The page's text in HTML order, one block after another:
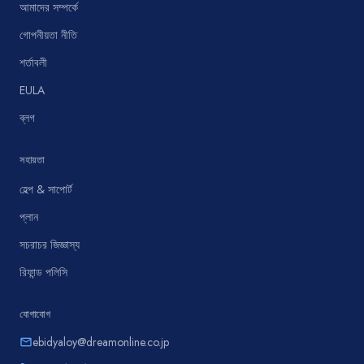
আমাদের সম্পর্কে
গোপনীয়তা নীতি
শর্তাবলী
EULA
ব্লগ
সহায়তা
হেল্প & সাপোর্ট
প্লান
সচরাচর জিজ্ঞাস্য
রিফান্ড পলিসি
যোগাযোগ
emailebidyaloy@dreamonline.co.jp